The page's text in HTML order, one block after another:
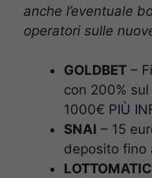
anche l’eventuale
operatori sulle
GOLDBET –
con 200%
1000€ PIÙ
SNAI – 15
deposito fino